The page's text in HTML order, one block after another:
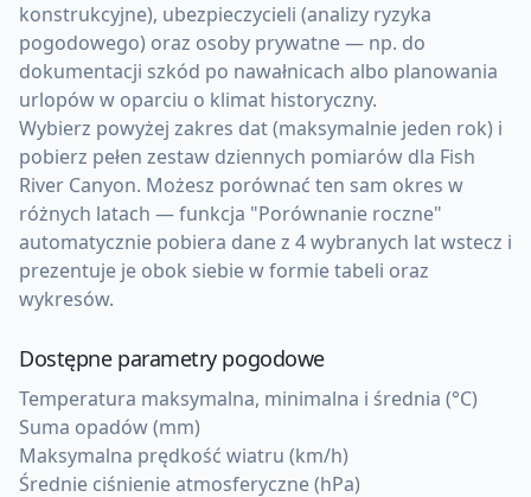
konstrukcyjne), ubezpieczycieli (analizy ryzyka
pogodowego) oraz osoby prywatne — np. do
dokumentacji szkód po nawałnicach albo planowania
urlopów w oparciu o klimat historyczny.
Wybierz powyżej zakres dat (maksymalnie jeden rok) i
pobierz pełen zestaw dziennych pomiarów dla Fish
River Canyon. Możesz porównać ten sam okres w
różnych latach — funkcja "Porównanie roczne"
automatycznie pobiera dane z 4 wybranych lat wstecz i
prezentuje je obok siebie w formie tabeli oraz
wykresów.
Dostępne parametry pogodowe
Temperatura maksymalna, minimalna i średnia (°C)
Suma opadów (mm)
Maksymalna prędkość wiatru (km/h)
Średnie ciśnienie atmosferyczne (hPa)